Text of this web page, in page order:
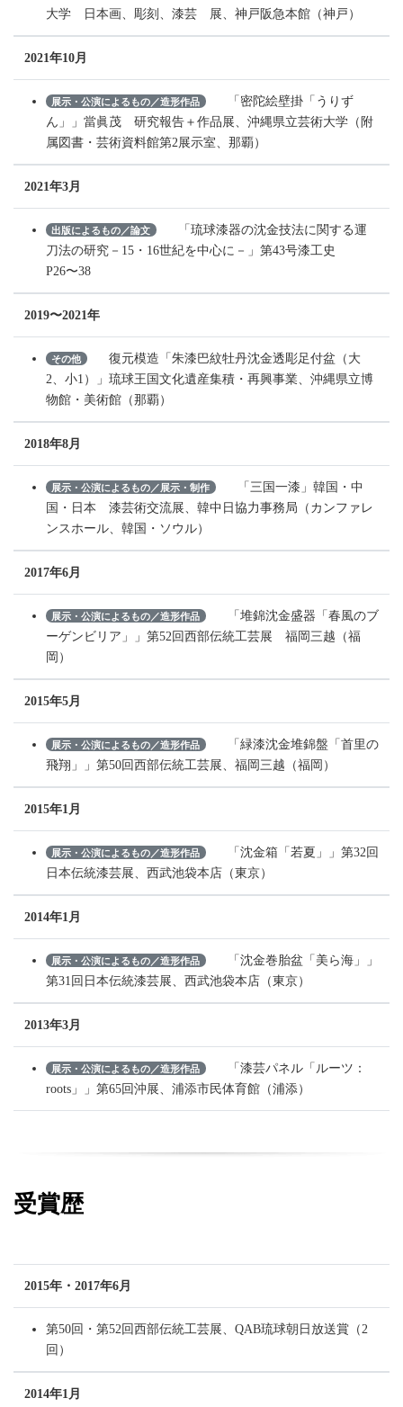
大学 日本画、彫刻、漆芸 展、神戸阪急本館（神戸）
2021年10月
展示・公演によるもの／造形作品
「密陀絵壁掛「うりず
ん」」當眞茂 研究報告＋作品展、沖縄県立芸術大学（附
属図書・芸術資料館第2展示室、那覇）
2021年3月
出版によるもの／論文
「琉球漆器の沈金技法に関する運
刀法の研究－15・16世紀を中心に－」第43号漆工史
P26〜38
2019〜2021年
その他
復元模造「朱漆巴紋牡丹沈金透彫足付盆（大
2、小1）」琉球王国文化遺産集積・再興事業、沖縄県立博
物館・美術館（那覇）
2018年8月
展示・公演によるもの／展示・制作
「三国一漆」韓国・中
国・日本 漆芸術交流展、韓中日協力事務局（カンファレ
ンスホール、韓国・ソウル）
2017年6月
展示・公演によるもの／造形作品
「堆錦沈金盛器「春風のブ
ーゲンビリア」」第52回西部伝統工芸展 福岡三越（福
岡）
2015年5月
展示・公演によるもの／造形作品
「緑漆沈金堆錦盤「首里の
飛翔」」第50回西部伝統工芸展、福岡三越（福岡）
2015年1月
展示・公演によるもの／造形作品
「沈金箱「若夏」」第32回
日本伝統漆芸展、西武池袋本店（東京）
2014年1月
展示・公演によるもの／造形作品
「沈金巻胎盆「美ら海」」
第31回日本伝統漆芸展、西武池袋本店（東京）
2013年3月
展示・公演によるもの／造形作品
「漆芸パネル「ルーツ：
roots」」第65回沖展、浦添市民体育館（浦添）
受賞歴
2015年・2017年6月
第50回・第52回西部伝統工芸展、QAB琉球朝日放送賞（2
回）
2014年1月